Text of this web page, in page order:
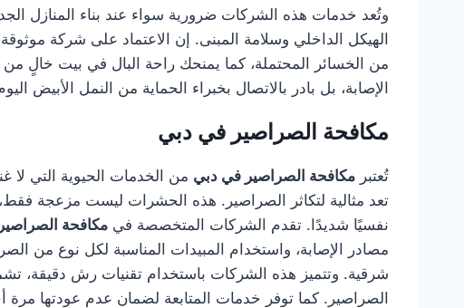
وتُعد خدمات هذه الشركات ضرورية سواء عند بناء المنازل
الهيكل الداخلي وسلامة المبنى. إن الاعتماد على شركة
من الخسائر المحتملة، كما يمنحك راحة البال في بيت خالٍ
الإصابة، بل بادر بالاتصال بخبراء الحماية من النمل الأبيض
مكافحة الصراصير في دبي
تُعتبرمكافحة الصراصير في دبي من الخدمات الحيوية التي لا
تعد مثالية لتكاثر الصراصير. هذه الحشرات ليست مزعجة
نفسيًا شديدًا. تقدم الشركات المتخصصة فيمكافحة
مصادر الإصابة، واستخدام المبيدات المناسبة لكل نوع من
شرقية. وتتميز هذه الشركات باستخدام تقنيات رش دقيقة،
الصراصير. كما توفر خدمات المتابعة لضمان عدم عودتها